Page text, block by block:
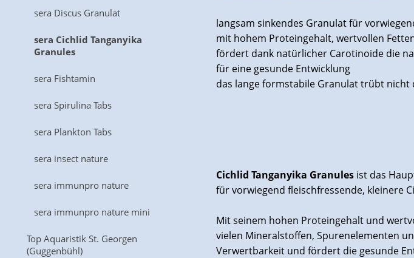
sera Discus Granulat
sera Cichlid Tanganyika
Granules
sera Fishtamin
sera Spirulina Tabs
sera Plankton Tabs
sera insect nature
sera immunpro nature
sera immunpro nature mini
Top Aquaristik St. Georgen
(Guggenbühl)
langsam sinkendes Granulat für
mit hohem Proteingehalt, wertvollen
fördert dank natürlicher Carotinoide die
für eine gesunde Entwicklung
das lange formstabile Granulat trübt nicht
Cichlid Tanganyika Granules ist das
für vorwiegend fleischfressende, kleinere
Mit seinem hohen Proteingehalt und
vielen Mineralstoffen, Spurenelementen
Verwertbarkeit und fördert die gesunde